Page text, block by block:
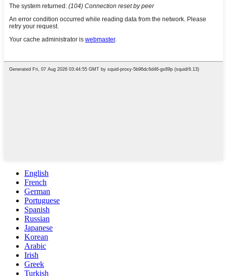
English
French
German
Portuguese
Spanish
Russian
Japanese
Korean
Arabic
Irish
Greek
Turkish